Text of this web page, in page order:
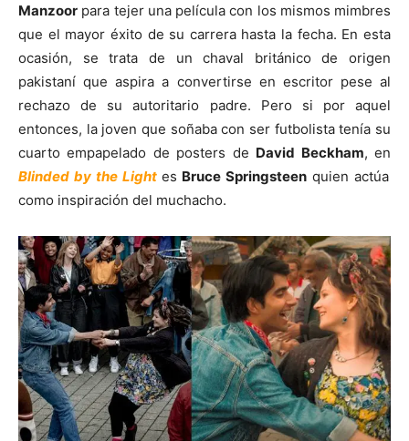
Manzoor para tejer una película con los mismos mimbres
que el mayor éxito de su carrera hasta la fecha. En esta
ocasión, se trata de un chaval británico de origen
pakistaní que aspira a convertirse en escritor pese al
rechazo de su autoritario padre. Pero si por aquel
entonces, la joven que soñaba con ser futbolista tenía su
cuarto empapelado de posters de David Beckham, en
Blinded by the Light es Bruce Springsteen quien actúa
como inspiración del muchacho.